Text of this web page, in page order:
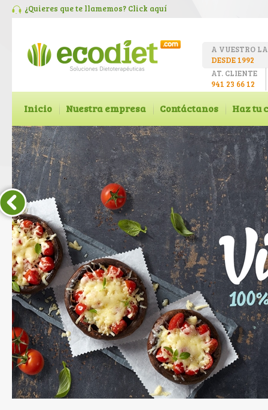
¿Quieres que te llamemos? Click aquí
A VUESTRO
DESDE 1992
AT. CLIENTE
941 23 66 12
Inicio Nuestra empresa Contáctanos Haz tu